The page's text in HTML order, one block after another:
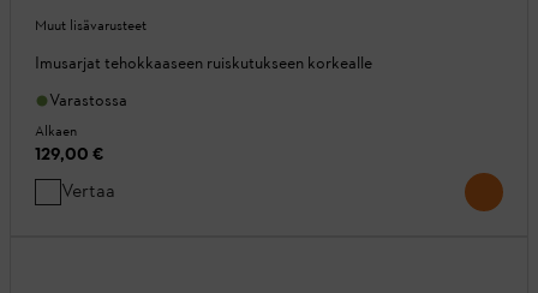
Muut lisävarusteet
Imusarjat tehokkaaseen ruiskutukseen korkealle
Varastossa
Alkaen
129,00 €
Vertaa